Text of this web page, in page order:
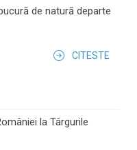
de natură departe
CITESTE
la Târgurile